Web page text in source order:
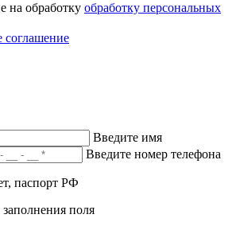
на обработку обработку персональных
соглашение
Введите имя
Введите номер телефона
паспорт РФ
заполнения поля